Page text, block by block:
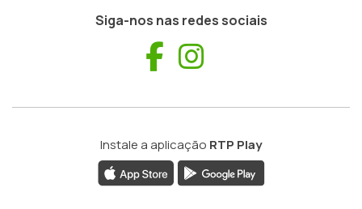
Siga-nos nas redes sociais
Facebook
Instale a aplicação RTP Play